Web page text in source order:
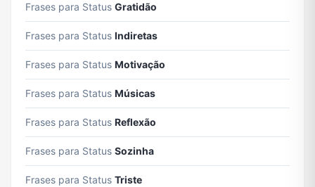
Frases para Status Gratidão
Frases para Status Indiretas
Frases para Status Motivação
Frases para Status Músicas
Frases para Status Reflexão
Frases para Status Sozinha
Frases para Status Triste